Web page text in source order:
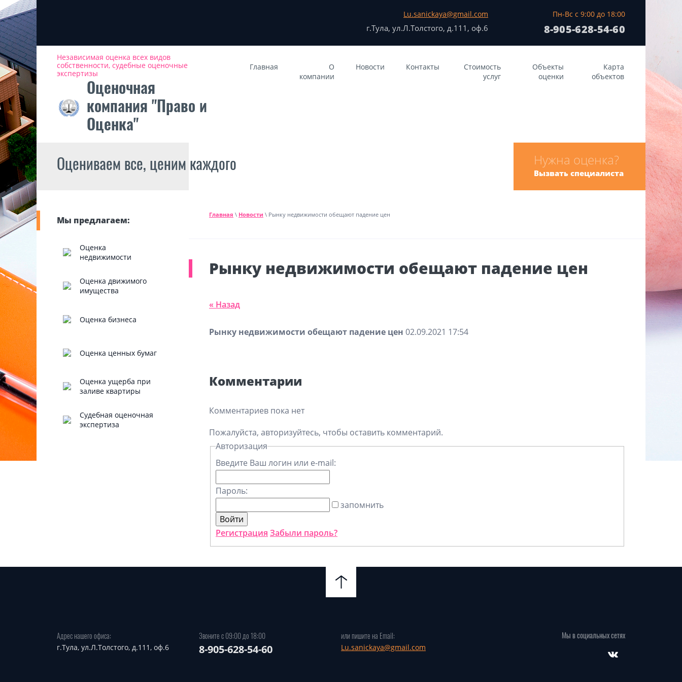
Lu.sanickaya@gmail.com
г.Тула, ул.Л.Толстого, д.111, оф.6
Пн-Вс с 9:00 до 18:00
8-905-628-54-60
Независимая оценка всех видов
собственности, судебные оценочные
экспертизы
Оценочная
компания "Право и
Оценка"
Главная
О
компании
Новости Контакты
Стоимость
услуг
Объекты
оценки
Карта
объектов
Оцениваем все, ценим каждого Нужна оценка?
Вызвать специалиста
Мы предлагаем:
Оценка
недвижимости
Оценка движимого
имущества
Оценка бизнеса
Оценка ценных бумаг
Оценка ущерба при
заливе квартиры
Судебная оценочная
экспертиза
Главная \ Новости \ Рынку недвижимости обещают падение цен
Рынку недвижимости обещают падение цен
« Назад
Рынку недвижимости обещают падение цен 02.09.2021 17:54
Комментарии
Комментариев пока нет
Пожалуйста, авторизуйтесь, чтобы оставить комментарий.
Авторизация
Введите Ваш логин или e-mail:
Пароль:
запомнить
Регистрация Забыли пароль?
Адрес нашего офиса:
г.Тула, ул.Л.Толстого, д.111, оф.6
Звоните с 09:00 до 18:00
8-905-628-54-60
или пишите на Email:
Lu.sanickaya@gmail.com
Мы в социальных сетях